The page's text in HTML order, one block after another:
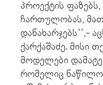
პროექტის
ჩართულობას,
დანახარჯებს’’,-
ქარქაშაძე. მისი
მოდელები
რომელიც